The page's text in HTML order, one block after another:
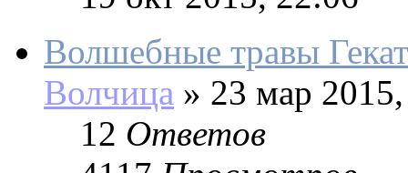
Волшебные травы
Волчица » 23 мар
12 Ответов